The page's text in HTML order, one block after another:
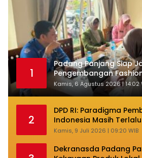
1
Padang Panjang Siap
Pengembangan
Budaya Lokal
Kamis, 6 Agustus 2026 | 14:02
2
DPD RI: Paradigma
Indonesia Masih
Daerah Kepulauan
Kamis, 9 Juli 2026 | 09:20 WIB
Dekranasda Padang